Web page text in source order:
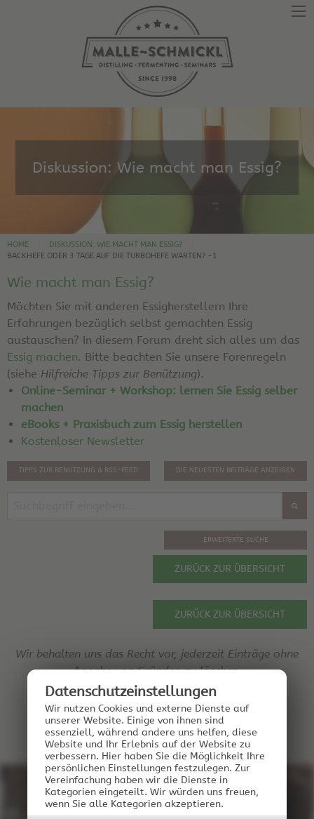
Datenschutz­einstellungen
Wir nutzen Cookies und externe Dienste auf
unserer Website. Einige von ihnen sind
essenziell, während andere uns helfen, diese
Website und Ihr Erlebnis auf der Website zu
verbessern. Hier haben Sie die Möglichkeit Ihre
persönlichen Einstellungen festzulegen. Zur
Vereinfachung haben wir die Dienste in
Kategorien eingeteilt. Wir würden uns freuen,
wenn Sie alle Kategorien akzeptieren.
Diskussion: Wie macht man Essig?
HOME
DISKUSSION: WIE MACHT MAN ESSIG?
BACKHEFE ODER 3 TAGE AUF DIE TURBOHEFE WARTEN? -1
Wie macht man Essig?
Möchten Sie mit anderen Essigherstellern Ihre
Erfahrungen bezüglich selbst gemachten Essig
austauschen? In diesem Forum dreht sich alles um das
Essig machen. Bitte beachten Sie unsere Forenregeln
(siehe Hilfreiche Tipps zur Benützung).
Online-Seminar + Workshop: lernen Sie Essig selber
machen
eBooks + Praxisbuch zum Essig herstellen
Kostenloser Newsletter
TIPPS ZUR BENUTZUNG & RSS-FEED DIE NEUESTEN BEITRÄGE ANZEIGEN
ERWEITERTE SUCHE
ZURÜCK ZUR ÜBERSICHT
ZURÜCK ZUR ÜBERSICHT
Wir behalten uns das Recht vor, jederzeit Einträge ohne
Angabe von Gründen zu löschen.